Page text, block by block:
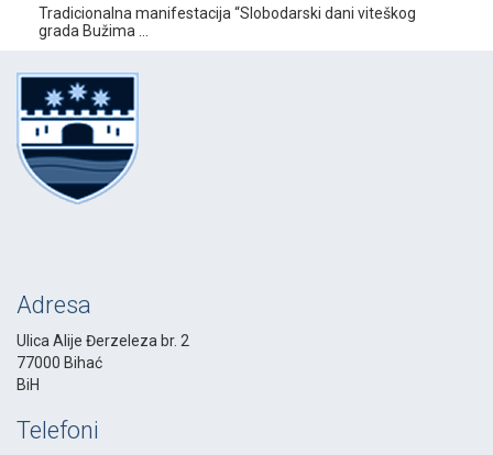
Tradicionalna manifestacija “Slobodarski dani viteškog
grada Bužima ...
Adresa
Ulica Alije Đerzeleza br. 2
77000 Bihać
BiH
Telefoni